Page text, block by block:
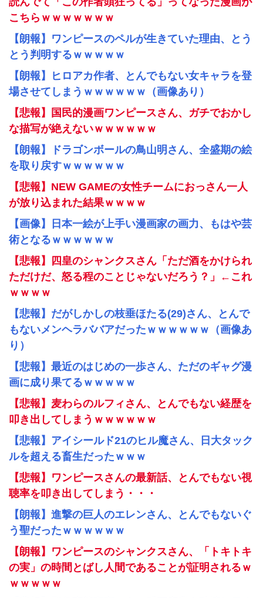
こちらｗｗｗｗｗｗｗ
【朗報】ワンピースのペルが生きていた理由、とう
とう判明するｗｗｗｗｗ
【朗報】ヒロアカ作者、とんでもない女キャラを登
場させてしまうｗｗｗｗｗｗ（画像あり）
【悲報】国民的漫画ワンピースさん、ガチでおかし
な描写が絶えないｗｗｗｗｗｗ
【朗報】ドラゴンボールの鳥山明さん、全盛期の絵
を取り戻すｗｗｗｗｗｗ
【悲報】NEW GAMEの女性チームにおっさん一人
が放り込まれた結果ｗｗｗｗ
【画像】日本一絵が上手い漫画家の画力、もはや芸
術となるｗｗｗｗｗｗ
【悲報】四皇のシャンクスさん「ただ酒をかけられ
ただけだ、怒る程のことじゃないだろう？」←これ
ｗｗｗｗ
【悲報】だがしかしの枝垂ほたる(29)さん、とんで
もないメンヘラババアだったｗｗｗｗｗｗ（画像あ
り）
【悲報】最近のはじめの一歩さん、ただのギャグ漫
画に成り果てるｗｗｗｗｗ
【悲報】麦わらのルフィさん、とんでもない経歴を
叩き出してしまうｗｗｗｗｗｗ
【悲報】アイシールド21のヒル魔さん、日大タック
ルを超える畜生だったｗｗｗ
【悲報】ワンピースさんの最新話、とんでもない視
聴率を叩き出してしまう・・・
【朗報】進撃の巨人のエレンさん、とんでもないぐ
う聖だったｗｗｗｗｗｗ
【朗報】ワンピースのシャンクスさん、「トキトキ
の実」の時間とばし人間であることが証明されるｗ
ｗｗｗｗｗ